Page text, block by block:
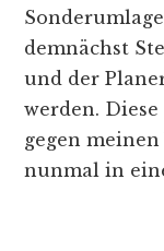
demnächst
und der
werden.
gegen
nunmal in